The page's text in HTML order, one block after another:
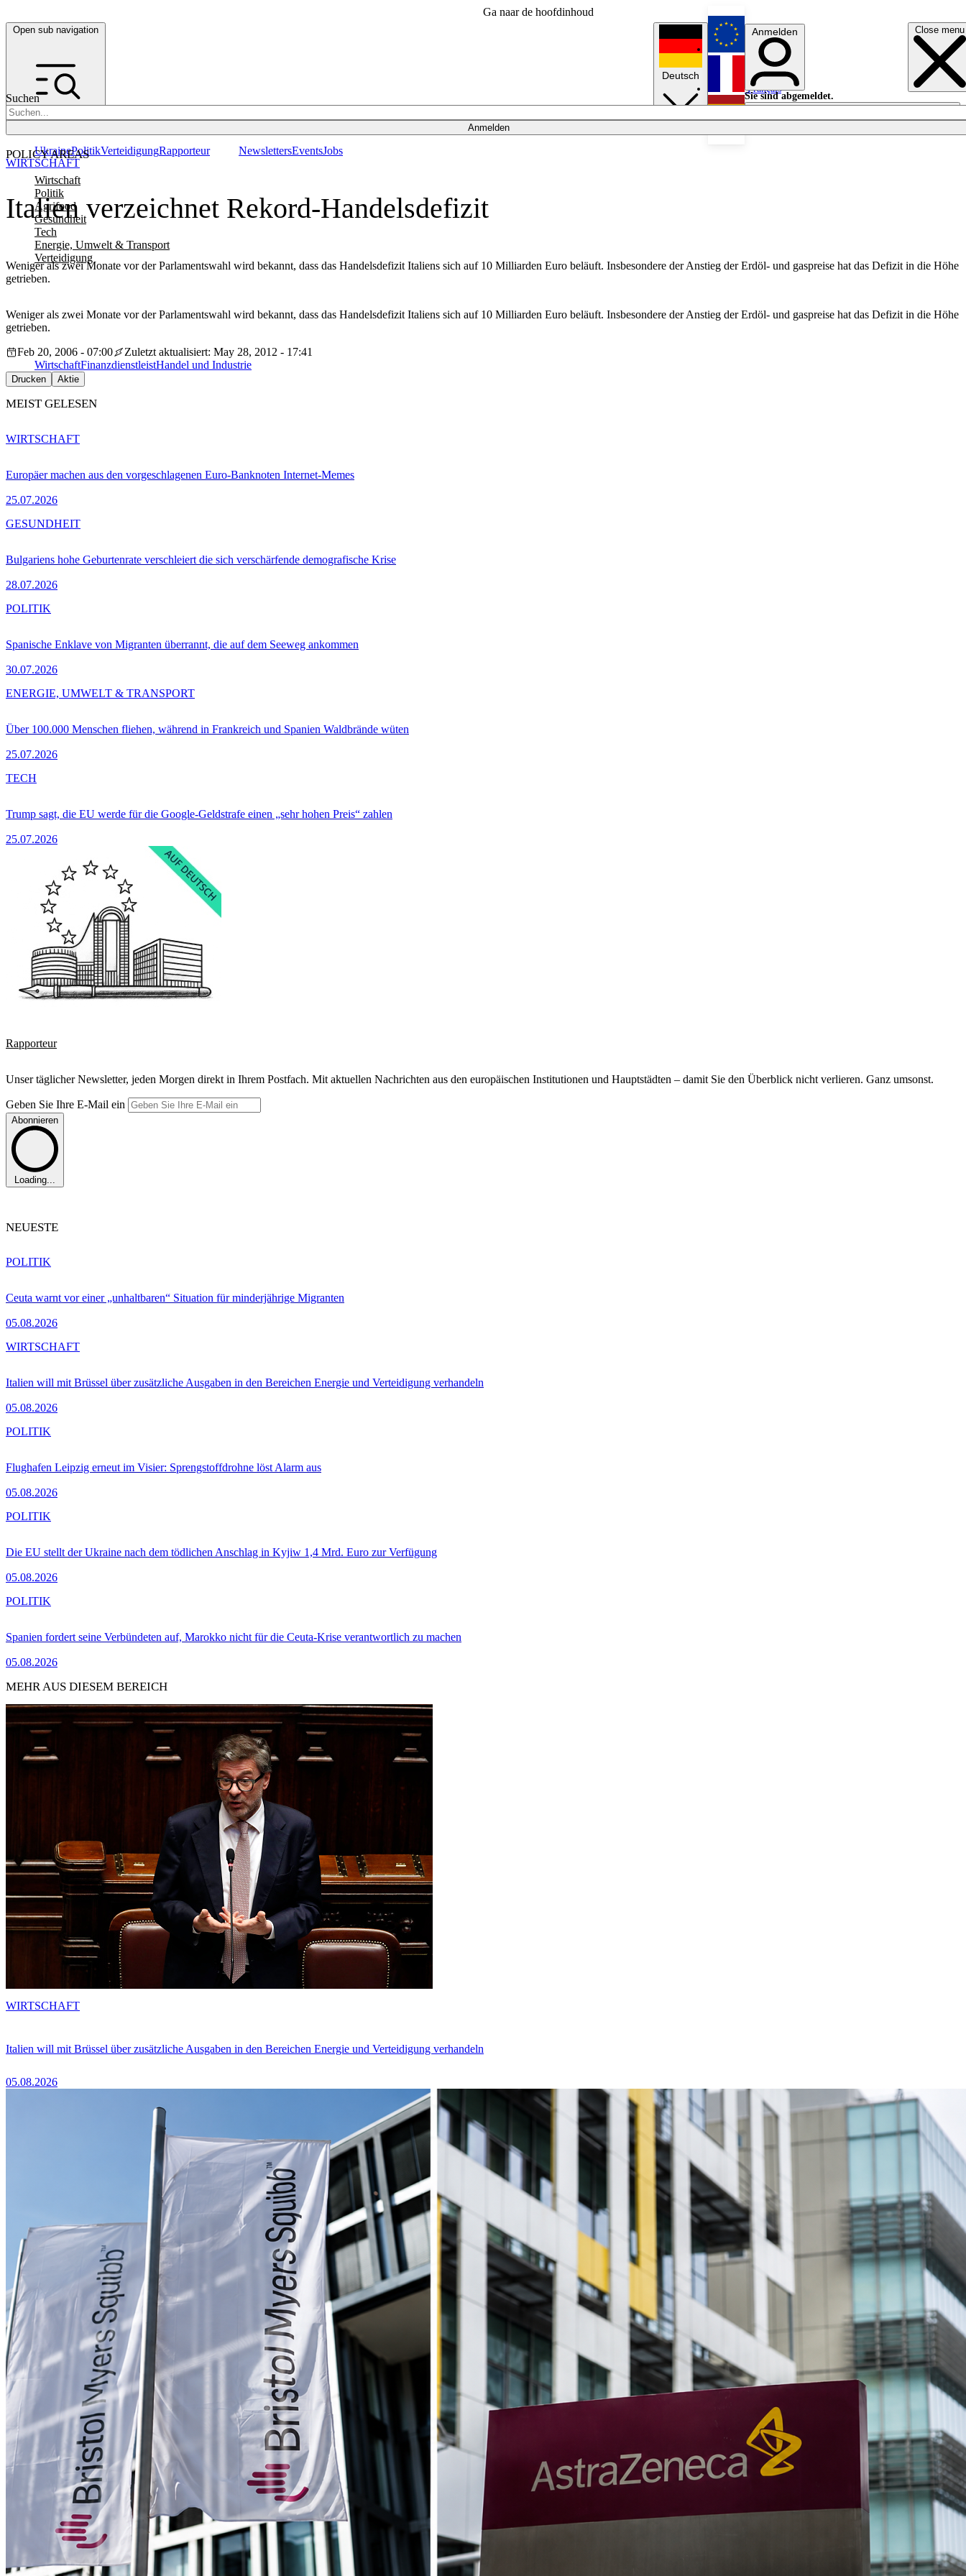
Ga naar de hoofdinhoud
Open sub navigation Close menu
Suchen
Anmelden
POLICY AREAS
Wirtschaft
Politik
Agrifood
Gesundheit
Tech
Energie, Umwelt & Transport
Verteidigung
UkrainePolitikVerteidigungRapporteur NewslettersEventsJobs
Deutsch
English
Français
Anmelden
Sie sind abgemeldet.
Anmelden
Licht aus
Italien verzeichnet Rekord-Handelsdefizit
Weniger als zwei Monate vor der Parlamentswahl wird bekannt, dass das Handelsdefizit Italiens sich auf 10 Milliarden Euro beläuft. Insbesondere der Anstieg der Erdöl- und gaspreise hat das Defizit in die Höhe
getrieben.
WIRTSCHAFT
Weniger als zwei Monate vor der Parlamentswahl wird bekannt, dass das Handelsdefizit Italiens sich auf 10 Milliarden Euro beläuft. Insbesondere der Anstieg der Erdöl- und gaspreise hat das Defizit in die Höhe
getrieben.
Feb 20, 2006 - 07:00
Zuletzt aktualisiert: May 28, 2012 - 17:41
WirtschaftFinanzdienstleistHandel und Industrie
Drucken Aktie
MEIST GELESEN
Europäer machen aus den vorgeschlagenen Euro-Banknoten Internet-Memes
25.07.2026
WIRTSCHAFT
Bulgariens hohe Geburtenrate verschleiert die sich verschärfende demografische Krise
28.07.2026
GESUNDHEIT
Spanische Enklave von Migranten überrannt, die auf dem Seeweg ankommen
30.07.2026
POLITIK
Über 100.000 Menschen fliehen, während in Frankreich und Spanien Waldbrände wüten
25.07.2026
ENERGIE, UMWELT & TRANSPORT
Trump sagt, die EU werde für die Google-Geldstrafe einen „sehr hohen Preis“ zahlen
25.07.2026
TECH
Rapporteur
Unser täglicher Newsletter, jeden Morgen direkt in Ihrem Postfach. Mit aktuellen Nachrichten aus den europäischen Institutionen und Hauptstädten – damit Sie den Überblick nicht verlieren. Ganz umsonst.
Geben Sie Ihre E-Mail ein
Abonnieren
Loading...
NEUESTE
Ceuta warnt vor einer „unhaltbaren“ Situation für minderjährige Migranten
05.08.2026
POLITIK
Italien will mit Brüssel über zusätzliche Ausgaben in den Bereichen Energie und Verteidigung verhandeln
05.08.2026
WIRTSCHAFT
Flughafen Leipzig erneut im Visier: Sprengstoffdrohne löst Alarm aus
05.08.2026
POLITIK
Die EU stellt der Ukraine nach dem tödlichen Anschlag in Kyjiw 1,4 Mrd. Euro zur Verfügung
05.08.2026
POLITIK
Spanien fordert seine Verbündeten auf, Marokko nicht für die Ceuta-Krise verantwortlich zu machen
05.08.2026
POLITIK
MEHR AUS DIESEM BEREICH
Italien will mit Brüssel über zusätzliche Ausgaben in den Bereichen Energie und Verteidigung verhandeln
05.08.2026
WIRTSCHAFT